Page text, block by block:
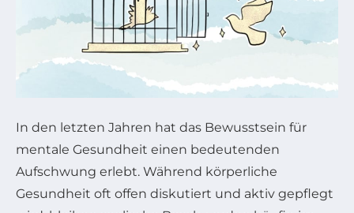
In den letzten Jahren hat das Bewusstsein für
mentale Gesundheit einen bedeutenden
Aufschwung erlebt. Während körperliche
Gesundheit oft offen diskutiert und aktiv gepflegt